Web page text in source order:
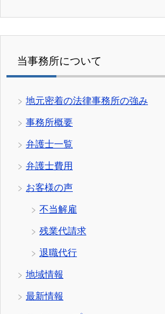
当事務所について
地元密着の法律事務所の強み
事務所概要
弁護士一覧
弁護士費用
お客様の声
不当解雇
残業代請求
退職代行
地域情報
最新情報